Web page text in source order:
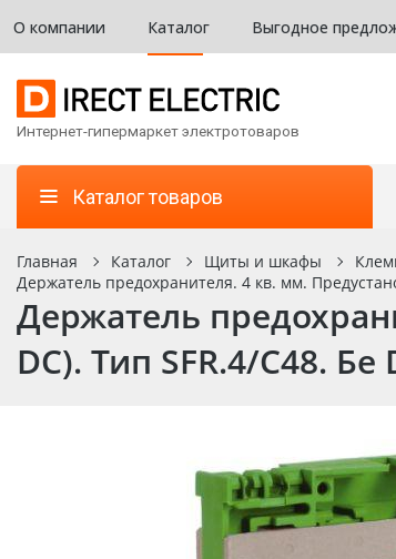
О компании Каталог Выгодное
Интернет-гипермаркет электротоваров
Каталог товаров
Главная Каталог Щиты и шкафы
Держатель предохранителя. 4 кв. мм.
Держатель
DC). Тип SFR.4/C48. Бе